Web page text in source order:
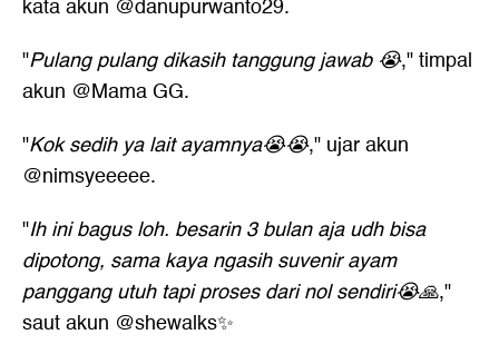
kata akun @danupurwanto29.
"Pulang pulang dikasih tanggung jawab 😭," timpal
akun @Mama GG.
"Kok sedih ya lait ayamnya😭😭," ujar akun
@nimsyeeeee.
"Ih ini bagus loh. besarin 3 bulan aja udh bisa
dipotong, sama kaya ngasih suvenir ayam
panggang utuh tapi proses dari nol sendiri😭🙏,"
saut akun @shewalks✨️